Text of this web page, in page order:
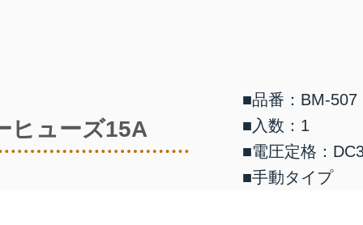
ヒューズ15A
■品番：BM-507
■入数：1
■電圧定格：
■手動タイプ